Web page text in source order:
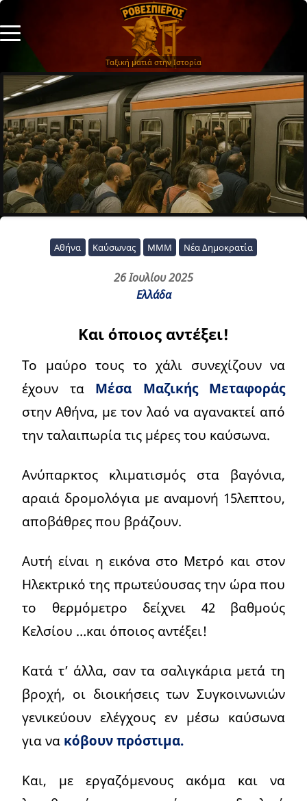
Ταξική ματιά στην Ιστορία
Αθήνα Καύσωνας ΜΜΜ Νέα Δημοκρατία
26 Ιουλίου 2025
Ελλάδα
Και όποιος αντέξει!
Το μαύρο τους το χάλι συνεχίζουν να
έχουν τα Μέσα Μαζικής Μεταφοράς
στην Αθήνα, με τον λαό να αγανακτεί από
την ταλαιπωρία τις μέρες του καύσωνα.
Ανύπαρκτος κλιματισμός στα βαγόνια,
αραιά δρομολόγια με αναμονή 15λεπτου,
αποβάθρες που βράζουν.
Αυτή είναι η εικόνα στο Μετρό και στον
Ηλεκτρικό της πρωτεύουσας την ώρα που
το θερμόμετρο δείχνει 42 βαθμούς
Κελσίου …και όποιος αντέξει!
Κατά τ’ άλλα, σαν τα σαλιγκάρια μετά τη
βροχή, οι διοικήσεις των Συγκοινωνιών
γενικεύουν ελέγχους εν μέσω καύσωνα
για να κόβουν πρόστιμα.
Και, με εργαζόμενους ακόμα και να